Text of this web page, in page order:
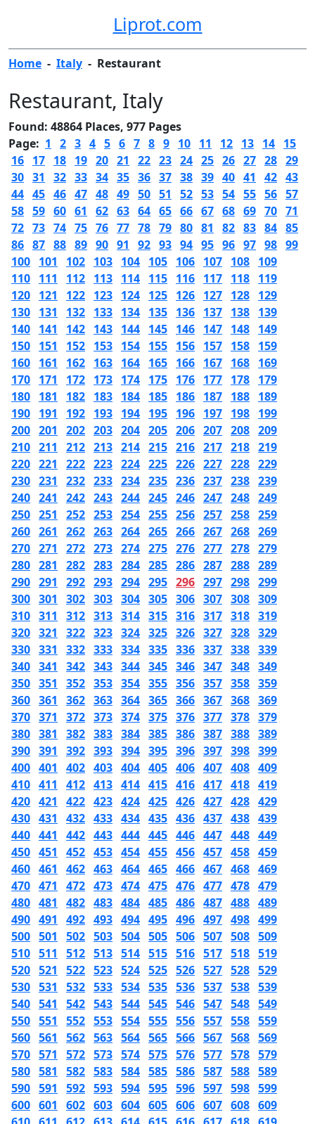
Liprot.com
Home - Italy - Restaurant
Restaurant, Italy
Found: 48864 Places, 977 Pages
Page: 1 2 3 4 5 6 7 8 9 10 11 12 13 14 15
16 17 18 19 20 21 22 23 24 25 26 27 28 29
30 31 32 33 34 35 36 37 38 39 40 41 42 43
44 45 46 47 48 49 50 51 52 53 54 55 56 57
58 59 60 61 62 63 64 65 66 67 68 69 70 71
72 73 74 75 76 77 78 79 80 81 82 83 84 85
86 87 88 89 90 91 92 93 94 95 96 97 98 99
100 101 102 103 104 105 106 107 108 109
110 111 112 113 114 115 116 117 118 119
120 121 122 123 124 125 126 127 128 129
130 131 132 133 134 135 136 137 138 139
140 141 142 143 144 145 146 147 148 149
150 151 152 153 154 155 156 157 158 159
160 161 162 163 164 165 166 167 168 169
170 171 172 173 174 175 176 177 178 179
180 181 182 183 184 185 186 187 188 189
190 191 192 193 194 195 196 197 198 199
200 201 202 203 204 205 206 207 208 209
210 211 212 213 214 215 216 217 218 219
220 221 222 223 224 225 226 227 228 229
230 231 232 233 234 235 236 237 238 239
240 241 242 243 244 245 246 247 248 249
250 251 252 253 254 255 256 257 258 259
260 261 262 263 264 265 266 267 268 269
270 271 272 273 274 275 276 277 278 279
280 281 282 283 284 285 286 287 288 289
290 291 292 293 294 295 296 297 298 299
300 301 302 303 304 305 306 307 308 309
310 311 312 313 314 315 316 317 318 319
320 321 322 323 324 325 326 327 328 329
330 331 332 333 334 335 336 337 338 339
340 341 342 343 344 345 346 347 348 349
350 351 352 353 354 355 356 357 358 359
360 361 362 363 364 365 366 367 368 369
370 371 372 373 374 375 376 377 378 379
380 381 382 383 384 385 386 387 388 389
390 391 392 393 394 395 396 397 398 399
400 401 402 403 404 405 406 407 408 409
410 411 412 413 414 415 416 417 418 419
420 421 422 423 424 425 426 427 428 429
430 431 432 433 434 435 436 437 438 439
440 441 442 443 444 445 446 447 448 449
450 451 452 453 454 455 456 457 458 459
460 461 462 463 464 465 466 467 468 469
470 471 472 473 474 475 476 477 478 479
480 481 482 483 484 485 486 487 488 489
490 491 492 493 494 495 496 497 498 499
500 501 502 503 504 505 506 507 508 509
510 511 512 513 514 515 516 517 518 519
520 521 522 523 524 525 526 527 528 529
530 531 532 533 534 535 536 537 538 539
540 541 542 543 544 545 546 547 548 549
550 551 552 553 554 555 556 557 558 559
560 561 562 563 564 565 566 567 568 569
570 571 572 573 574 575 576 577 578 579
580 581 582 583 584 585 586 587 588 589
590 591 592 593 594 595 596 597 598 599
600 601 602 603 604 605 606 607 608 609